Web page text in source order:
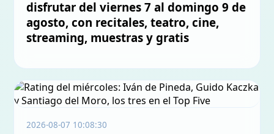
disfrutar del viernes 7 al domingo 9 de
agosto, con recitales, teatro, cine,
streaming, muestras y gratis
2026-08-07 10:08:30